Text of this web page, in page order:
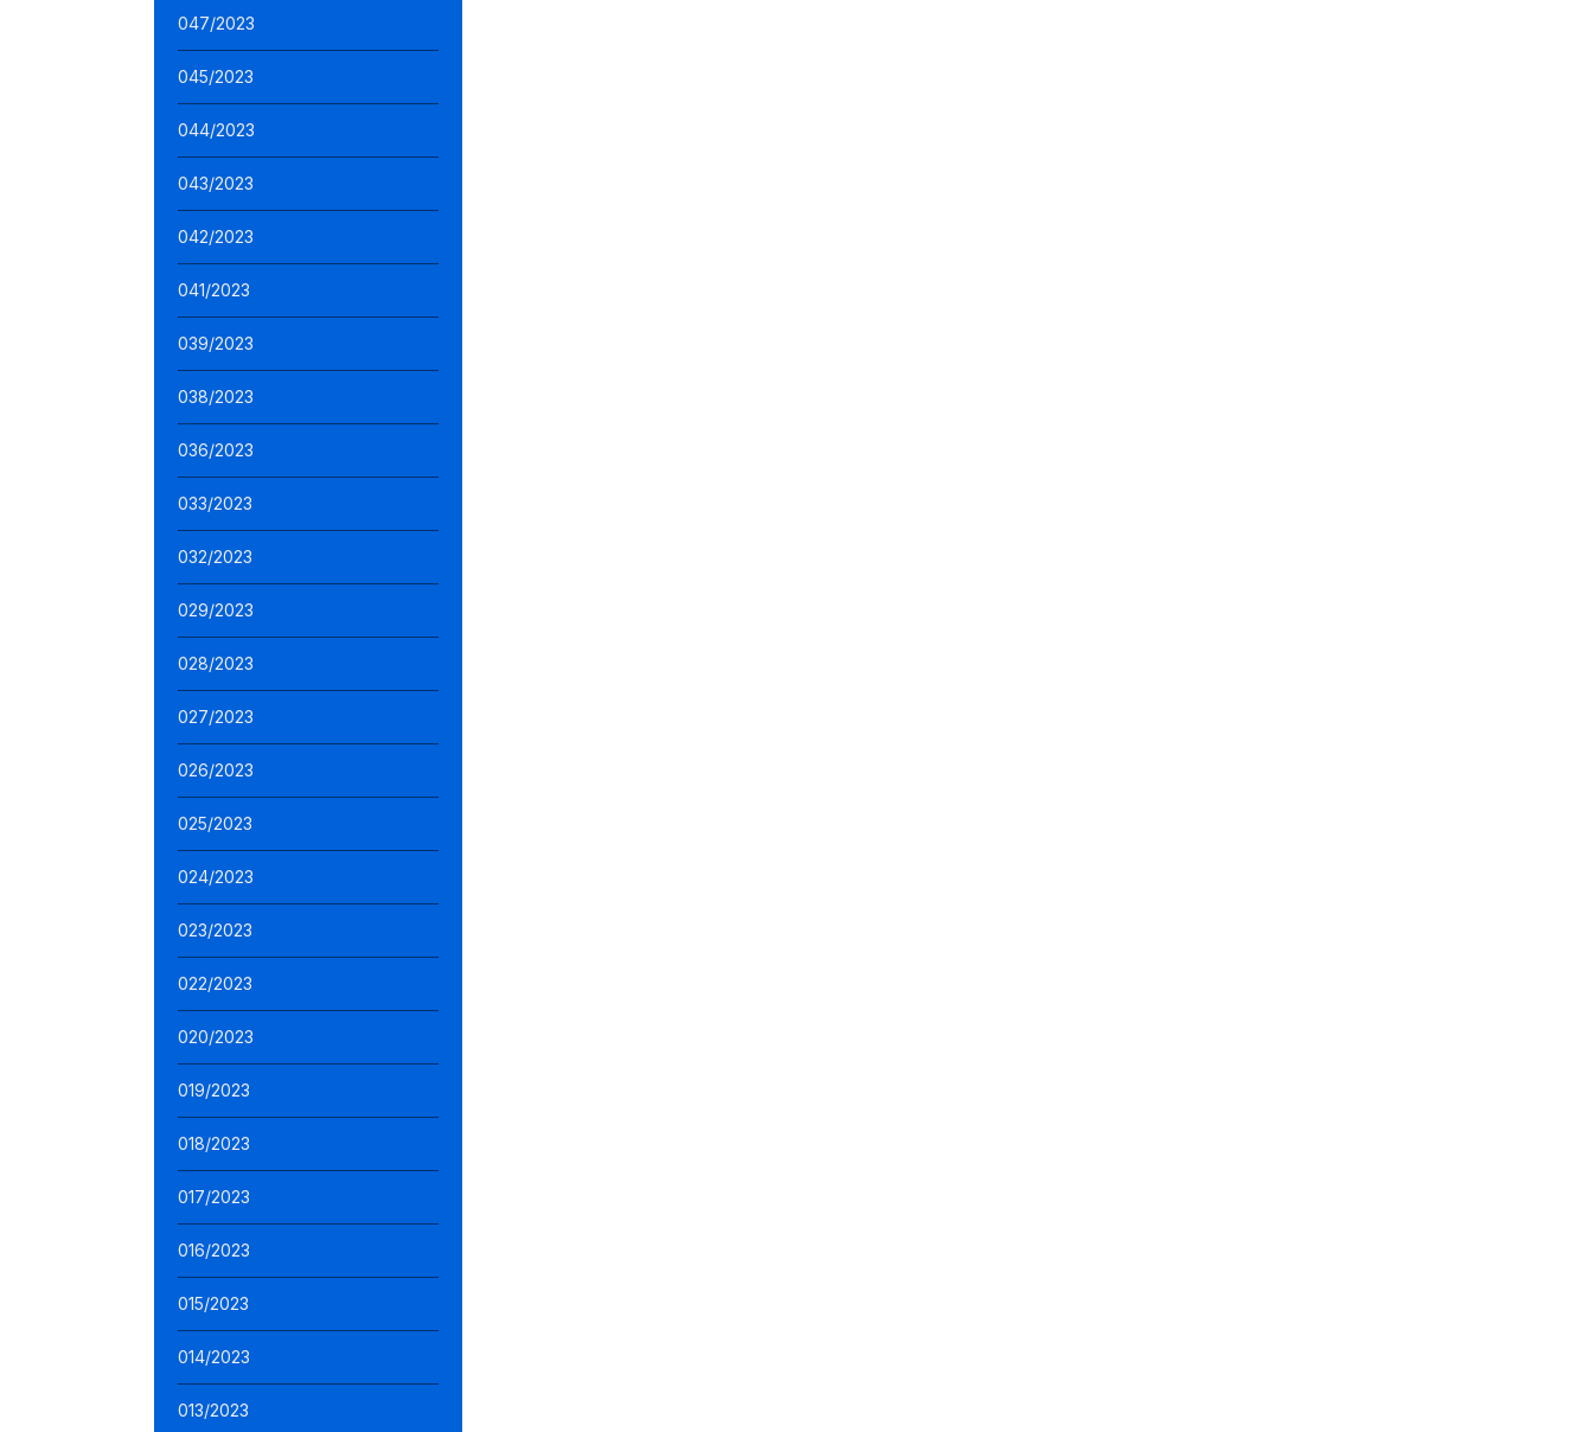
047/2023
045/2023
044/2023
043/2023
042/2023
041/2023
039/2023
038/2023
036/2023
033/2023
032/2023
029/2023
028/2023
027/2023
026/2023
025/2023
024/2023
023/2023
022/2023
020/2023
019/2023
018/2023
017/2023
016/2023
015/2023
014/2023
013/2023